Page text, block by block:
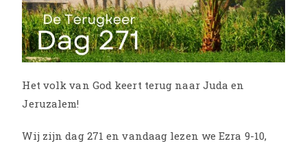
Het volk van God keert terug naar Juda en
Jeruzalem!
Wij zijn dag 271 en vandaag lezen we Ezra 9-10,